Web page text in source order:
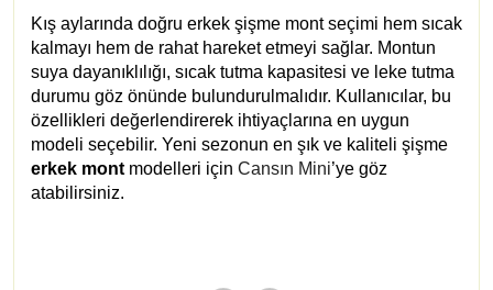
Kış aylarında doğru erkek şişme mont seçimi hem sıcak
kalmayı hem de rahat hareket etmeyi sağlar. Montun
suya dayanıklılığı, sıcak tutma kapasitesi ve leke tutma
durumu göz önünde bulundurulmalıdır. Kullanıcılar, bu
özellikleri değerlendirerek ihtiyaçlarına en uygun
modeli seçebilir. Yeni sezonun en şık ve kaliteli şişme
erkek mont modelleri için Cansın Mini’ye göz
atabilirsiniz.